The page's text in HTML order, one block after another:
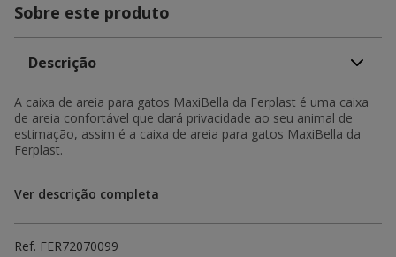
Sobre este produto
Descrição
A caixa de areia para gatos MaxiBella da Ferplast é uma caixa
de areia confortável que dará privacidade ao seu animal de
estimação, assim é a caixa de areia para gatos MaxiBella da
Ferplast.
Ver descrição completa
Ref. FER72070099